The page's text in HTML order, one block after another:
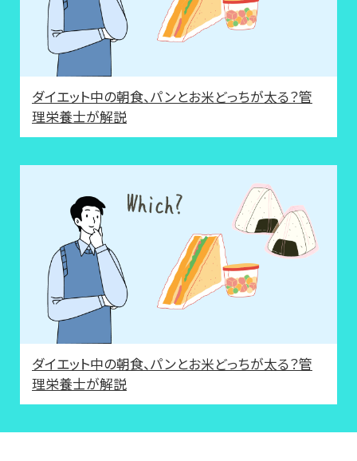
ダイエット中の朝食、パンとお米どっちが太る？管
理栄養士が解説
ダイエット中の朝食、パンとお米どっちが太る？管
理栄養士が解説